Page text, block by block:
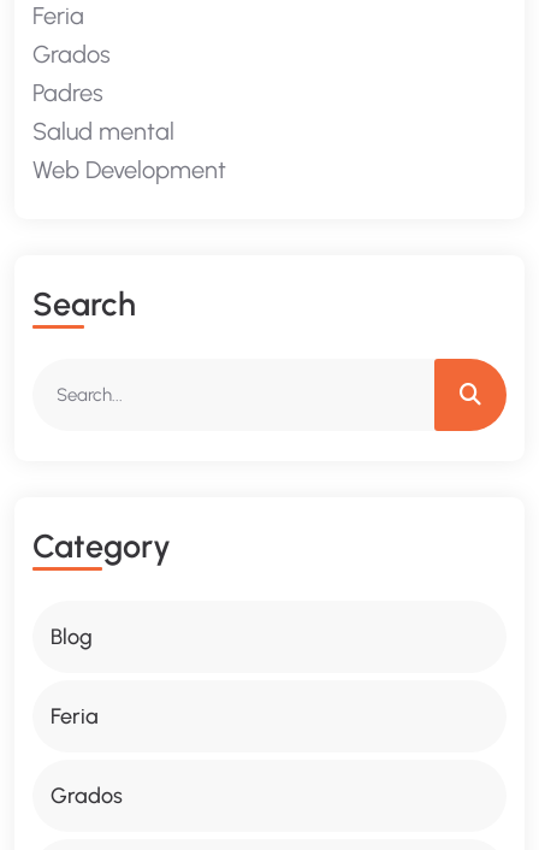
Feria
Grados
Padres
Salud mental
Web Development
SEARCH
CATEGORY
Blog
Feria
Grados